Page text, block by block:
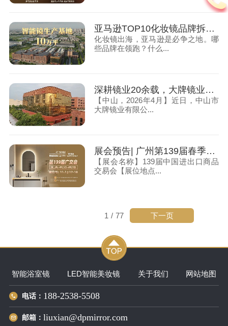
亚马逊TOP10化妆镜品牌拆解：价格、功能、销量全解析
化妆镜出海，亚马逊是必争之地。哪
些品牌在领跑？什么...
深耕镜业20余载，大牌镜业获330+专利，服务全球70+国家客户
【中山，2026年4月】近日，中山市
大牌镜业有限公...
展会预告| 广州第139届春季广交会，大牌镜业诚邀您莅临
【展会名称】139届中国进出口商品
交易会【展位地点...
1 / 77 下一页
智能浴室镜 LED智能美妆镜 关于我们 网站地图
电话： 188-2538-5508
邮箱： liuxian@dpmirror.com